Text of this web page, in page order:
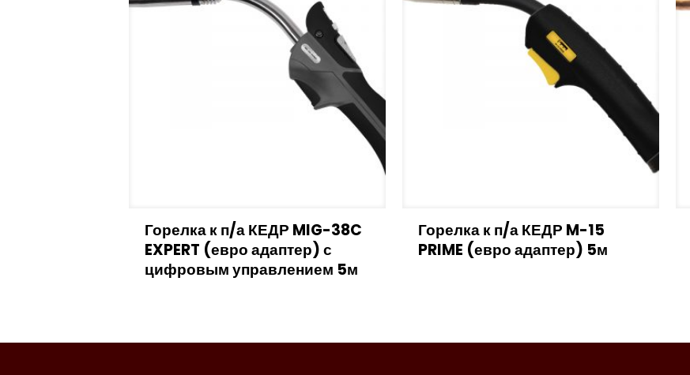
Горелка к п/а КЕДР MIG-38C
EXPERT (евро адаптер) с
цифровым управлением 5м
Горелка к п/а КЕДР M-15
PRIME (евро адаптер) 5м